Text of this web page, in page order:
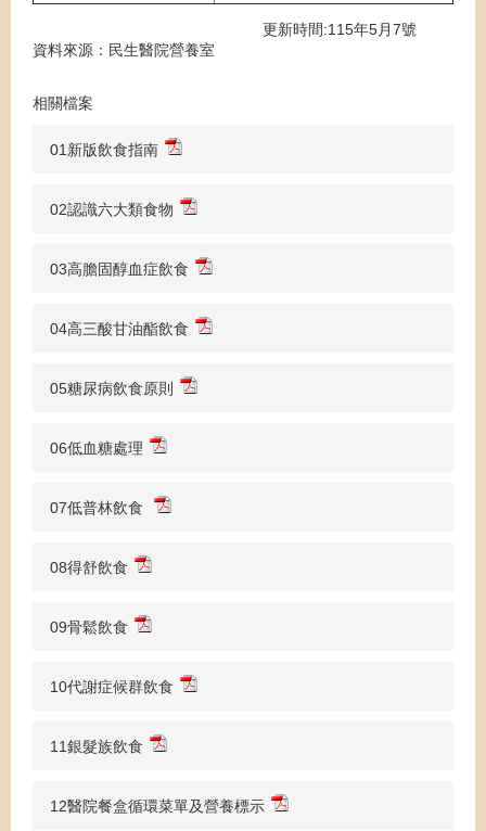
更新時間:115年5月7號
資料來源：民生醫院營養室
相關檔案
01新版飲食指南
02認識六大類食物
03高膽固醇血症飲食
04高三酸甘油酯飲食
05糖尿病飲食原則
06低血糖處理
07低普林飲食
08得舒飲食
09骨鬆飲食
10代謝症候群飲食
11銀髮族飲食
12醫院餐盒循環菜單及營養標示